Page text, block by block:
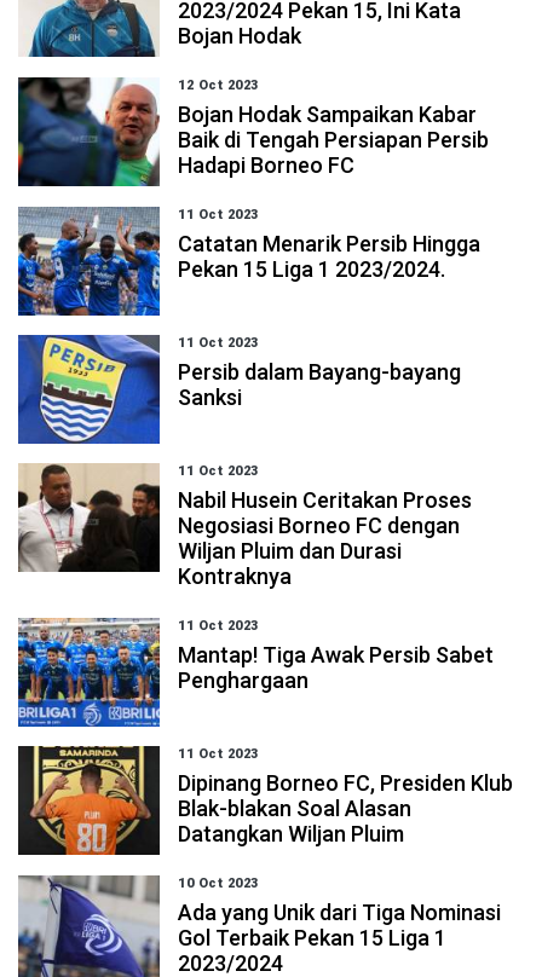
2023/2024 Pekan 15, Ini Kata
Bojan Hodak
12 Oct 2023
Bojan Hodak Sampaikan Kabar
Baik di Tengah Persiapan Persib
Hadapi Borneo FC
11 Oct 2023
Catatan Menarik Persib Hingga
Pekan 15 Liga 1 2023/2024.
11 Oct 2023
Persib dalam Bayang-bayang
Sanksi
11 Oct 2023
Nabil Husein Ceritakan Proses
Negosiasi Borneo FC dengan
Wiljan Pluim dan Durasi
Kontraknya
11 Oct 2023
Mantap! Tiga Awak Persib Sabet
Penghargaan
11 Oct 2023
Dipinang Borneo FC, Presiden Klub
Blak-blakan Soal Alasan
Datangkan Wiljan Pluim
10 Oct 2023
Ada yang Unik dari Tiga Nominasi
Gol Terbaik Pekan 15 Liga 1
2023/2024